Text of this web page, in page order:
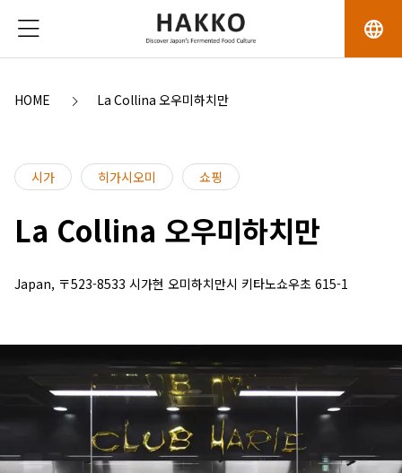
language
HOME La Collina 오우미하치만
시가 히가시오미 쇼핑
La Collina 오우미하치만
Japan, 〒523-8533 시가현 오미하치만시 키타노쇼우초 615-1